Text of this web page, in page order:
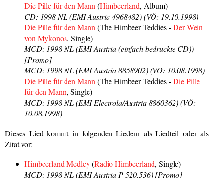
Die Pille für den Mann (Himbeerland, Album)
CD: 1998 NL (EMI Austria 4968482) (VÖ: 19.10.1998)
Die Pille für den Mann (The Himbeer Teddies -Der Wein
von Mykonos, Single)
MCD: 1998 NL (EMI Austria (einfach bedruckte CD))
[Promo]
MCD: 1998 NL (EMI Austria 8858902) (VÖ: 10.08.1998)
Die Pille für den Mann (The Himbeer Teddies -Die Pille
für den Mann, Single)
MCD: 1998 NL (EMI Electrola/Austria 8860362) (VÖ:
10.08.1998)
Dieses Lied kommt in folgenden Liedern als Liedteil oder als
Zitat vor:
Himbeerland Medley(Radio Himbeerland, Single)
MCD: 1998 NL (EMI Austria P 520.536) [Promo]